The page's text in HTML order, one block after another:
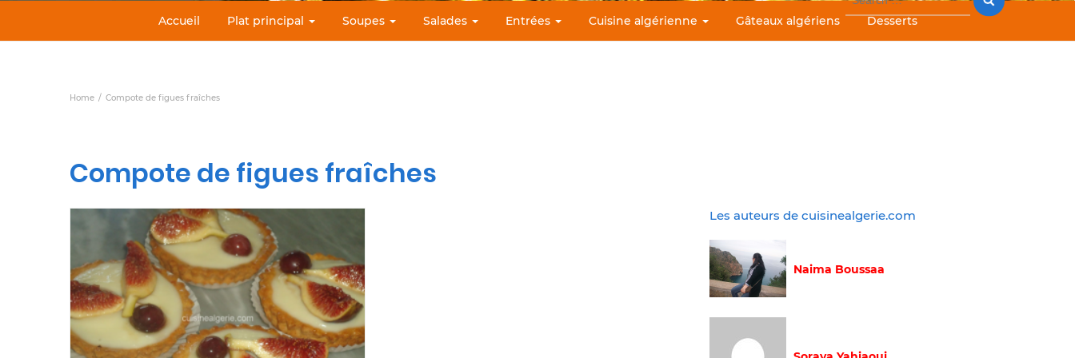
Accueil Plat principal Soupes Salades Entrées Cuisine algérienne Gâteaux algériens Desserts
Home Compote de figues fraîches
Compote de figues fraîches
Les auteurs de cuisinealgerie.com
Naima Boussaa